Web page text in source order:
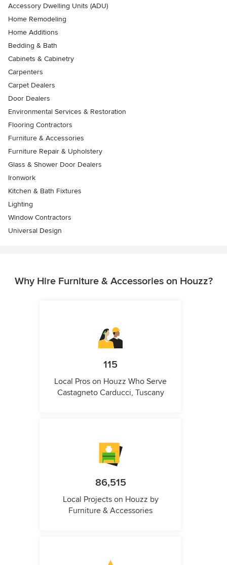
Accessory Dwelling Units (ADU)
Home Remodeling
Home Additions
Bedding & Bath
Cabinets & Cabinetry
Carpenters
Carpet Dealers
Door Dealers
Environmental Services & Restoration
Flooring Contractors
Furniture & Accessories
Furniture Repair & Upholstery
Glass & Shower Door Dealers
Ironwork
Kitchen & Bath Fixtures
Lighting
Window Contractors
Universal Design
Why Hire Furniture & Accessories on Houzz?
115
Local Pros on Houzz Who Serve
Castagneto Carducci, Tuscany
86,515
Local Projects on Houzz by
Furniture & Accessories